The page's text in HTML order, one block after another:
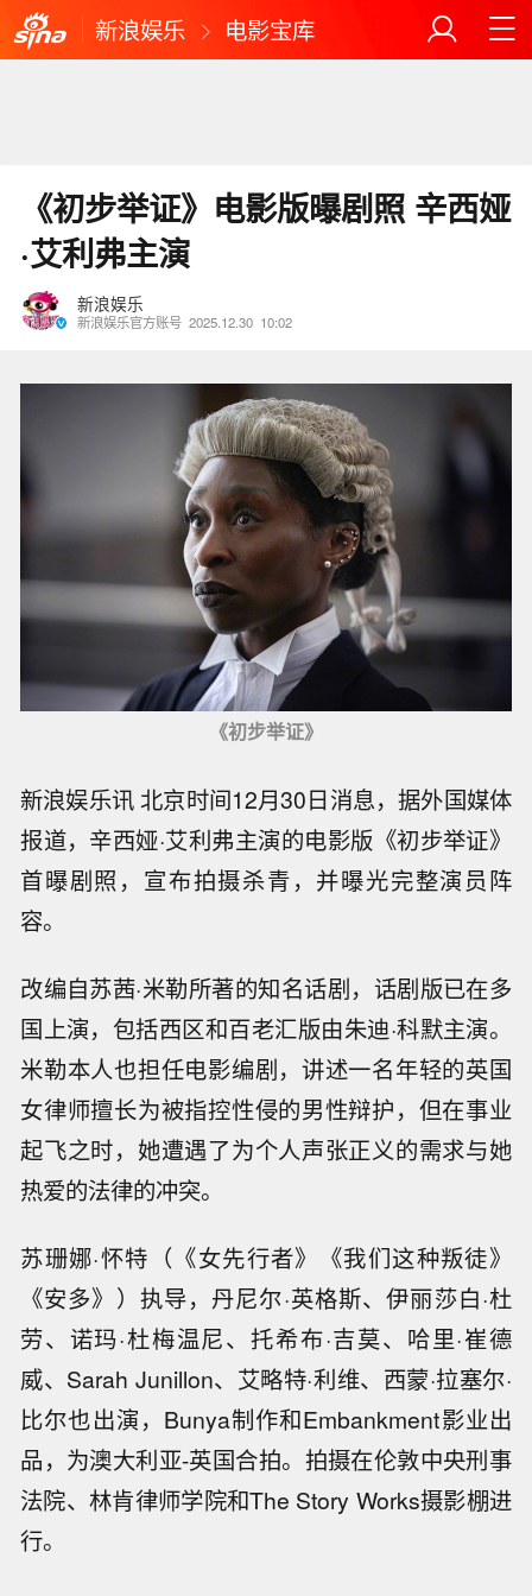
新浪娱乐 电影宝库
《初步举证》电影版曝剧照 辛西娅
·艾利弗主演
新浪娱乐
新浪娱乐官方账号 2025.12.30 10:02
《初步举证》
新浪娱乐讯 北京时间12月30日消息，据外国媒体
报道，辛西娅·艾利弗主演的电影版《初步举证》
首曝剧照，宣布拍摄杀青，并曝光完整演员阵
容。
改编自苏茜·米勒所著的知名话剧，话剧版已在多
国上演，包括西区和百老汇版由朱迪·科默主演。
米勒本人也担任电影编剧，讲述一名年轻的英国
女律师擅长为被指控性侵的男性辩护，但在事业
起飞之时，她遭遇了为个人声张正义的需求与她
热爱的法律的冲突。
苏珊娜·怀特（《女先行者》《我们这种叛徒》
《安多》）执导，丹尼尔·英格斯、伊丽莎白·杜
劳、诺玛·杜梅温尼、托希布·吉莫、哈里·崔德
威、Sarah Junillon、艾略特·利维、西蒙·拉塞尔·
比尔也出演，Bunya制作和Embankment影业出
品，为澳大利亚-英国合拍。拍摄在伦敦中央刑事
法院、林肯律师学院和The Story Works摄影棚进
行。